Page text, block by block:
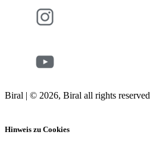
Biral | © 2026, Biral all rights reserved
Hinweis zu Cookies